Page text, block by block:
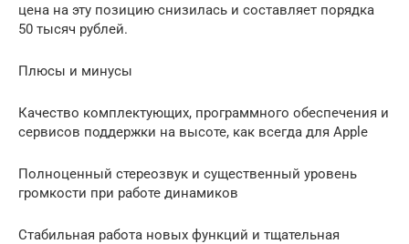
цена на эту позицию снизилась и составляет порядка
50 тысяч рублей.
Плюсы и минусы
Качество комплектующих, программного обеспечения и
сервисов поддержки на высоте, как всегда для Apple
Полноценный стереозвук и существенный уровень
громкости при работе динамиков
Стабильная работа новых функций и тщательная